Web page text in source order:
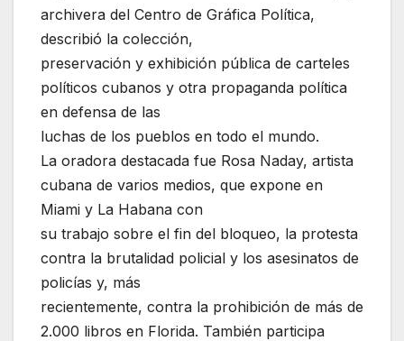
archivera del Centro de Gráfica Política,
describió la colección,
preservación y exhibición pública de carteles
políticos cubanos y otra propaganda política
en defensa de las
luchas de los pueblos en todo el mundo.
La oradora destacada fue Rosa Naday, artista
cubana de varios medios, que expone en
Miami y La Habana con
su trabajo sobre el fin del bloqueo, la protesta
contra la brutalidad policial y los asesinatos de
policías y, más
recientemente, contra la prohibición de más de
2.000 libros en Florida. También participa